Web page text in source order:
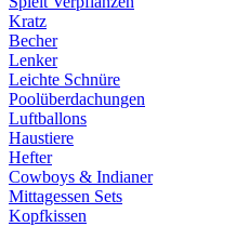
Kratz
Becher
Lenker
Leichte Schnüre
Poolüberdachungen
Luftballons
Haustiere
Hefter
Cowboys & Indianer
Mittagessen Sets
Kopfkissen